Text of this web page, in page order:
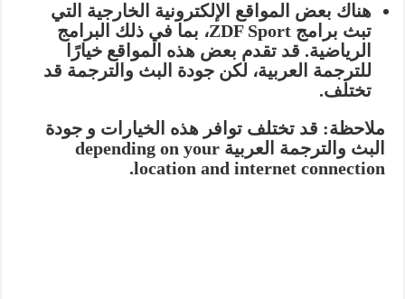
هناك بعض المواقع الإلكترونية الخارجية التي
تبث برامج ZDF Sport، بما في ذلك البرامج
الرياضية. قد تقدم بعض هذه المواقع خيارًا
للترجمة العربية، لكن جودة البث والترجمة قد
تختلف.
ملاحظة: قد تختلف توافر هذه الخيارات و جودة
البث والترجمة العربية depending on your
location and internet connection.